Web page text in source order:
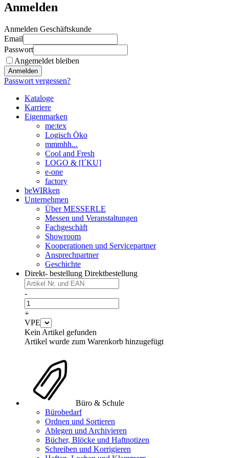
Anmelden
Anmelden Geschäftskunde
Email
Passwort
Angemeldet bleiben
Anmelden
Passwort vergessen?
Kataloge
Karriere
Eigenmarken
me:tex
Logisch Öko
mmmhh...
Cool and Fresh
LOGO & [I´KU]
e-one
factory
beWIRken
Unternehmen
Über MESSERLE
Messen und Veranstaltungen
Fachgeschäft
Showroom
Kooperationen und Servicepartner
Ansprechpartner
Geschichte
Direkt- bestellung Direktbestellung
-
+
VPE
Kein Artikel gefunden
Artikel wurde zum Warenkorb hinzugefügt
Büro & Schule
Bürobedarf
Ordnen und Sortieren
Ablegen und Archivieren
Bücher, Blöcke und Haftnotizen
Schreiben und Korrigieren